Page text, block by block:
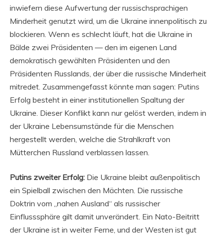
inwiefern diese Aufwertung der russischsprachigen
Minderheit genutzt wird, um die Ukraine innenpolitisch zu
blockieren. Wenn es schlecht läuft, hat die Ukraine in
Bälde zwei Präsidenten — den im eigenen Land
demokratisch gewählten Präsidenten und den
Präsidenten Russlands, der über die russische Minderheit
mitredet. Zusammengefasst könnte man sagen: Putins
Erfolg besteht in einer institutionellen Spaltung der
Ukraine. Dieser Konflikt kann nur gelöst werden, indem in
der Ukraine Lebensumstände für die Menschen
hergestellt werden, welche die Strahlkraft von
Mütterchen Russland verblassen lassen.
Putins zweiter Erfolg: Die Ukraine bleibt außenpolitisch
ein Spielball zwischen den Mächten. Die russische
Doktrin vom „nahen Ausland“ als russischer
Einflusssphäre gilt damit unverändert. Ein Nato-Beitritt
der Ukraine ist in weiter Ferne, und der Westen ist gut